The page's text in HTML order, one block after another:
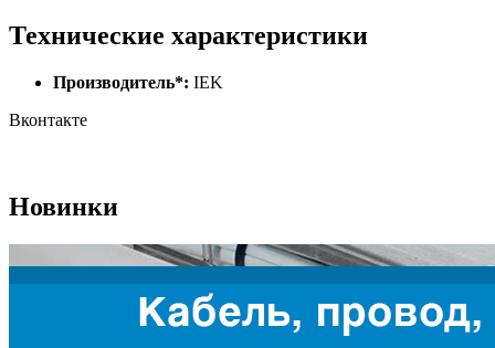
Технические характеристики
Производитель*: IEK
Вконтакте
Новинки